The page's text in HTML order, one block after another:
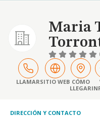
Maria
LLAMARSITIO WEB CÓMO
LLEGAR
DIRECCIÓN Y CONTACTO